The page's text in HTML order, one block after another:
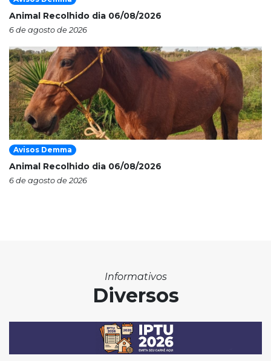
Animal Recolhido dia 06/08/2026
6 de agosto de 2026
Avisos Demma
Animal Recolhido dia 06/08/2026
6 de agosto de 2026
Informativos
Diversos